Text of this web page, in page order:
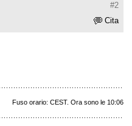
#2
Cita
Fuso orario: CEST. Ora sono le 10:06